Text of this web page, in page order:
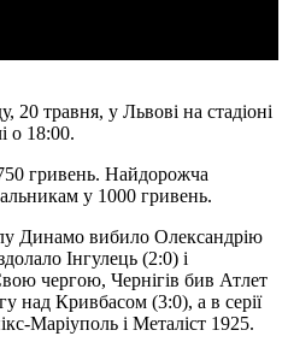
20 травня, у Львові на стадіоні
о 18:00.
750 гривень. Найдорожча
у 1000 гривень.
Динамо вибило Олександрію
Інгулець (2:0) і
чергою, Чернігів бив Атлет
над Кривбасом (3:0), а в серії
Маріуполь і Металіст 1925.